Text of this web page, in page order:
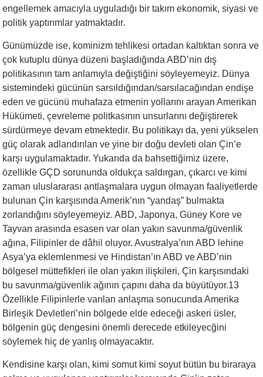
engellemek amacıyla uyguladığı bir takım ekonomik, siyasi ve
politik yaptırımlar yatmaktadır.
Günümüzde ise, kominizm tehlikesi ortadan kaltıktan sonra ve
çok kutuplu dünya düzeni başladığında ABD’nin dış
politikasının tam anlamıyla değiştiğini söyleyemeyiz. Dünya
sistemindeki gücünün sarsıldığından/sarsılacağından endişe
eden ve gücünü muhafaza etmenin yollarını arayan Amerikan
Hükümeti, çevreleme politkasının unsurlarını değiştirerek
sürdürmeye devam etmektedir. Bu politikayı da, yeni yükselen
güç olarak adlandırılan ve yine bir doğu devleti olan Çin’e
karşı uygulamaktadır. Yukarıda da bahsettiğimiz üzere,
özellikle GÇD sorununda oldukça saldırgan, çıkarcı ve kimi
zaman uluslararası antlaşmalara uygun olmayan faaliyetlerde
bulunan Çin karşısında Amerik’nın “yandaş” bulmakta
zorlandığını söyleyemeyiz. ABD, Japonya, Güney Kore ve
Tayvan arasında esasen var olan yakın savunma/güvenlik
ağına, Filipinler de dâhil oluyor. Avustralya’nın ABD lehine
Asya’ya eklemlenmesi ve Hindistan’ın ABD ve ABD’nin
bölgesel müttefikleri ile olan yakın ilişkileri, Çin karşısındaki
bu savunma/güvenlik ağının çapını daha da büyütüyor.13
Özellikle Filipinlerle varılan anlaşma sonucunda Amerika
Birleşik Devletleri’nin bölgede elde edeceği askeri üsler,
bölgenin güç dengesini önemli derecede etkileyecğini
söylemek hiç de yanlış olmayacaktır.
Kendisine karşı olan, kimi somut kimi soyut bütün bu biraraya